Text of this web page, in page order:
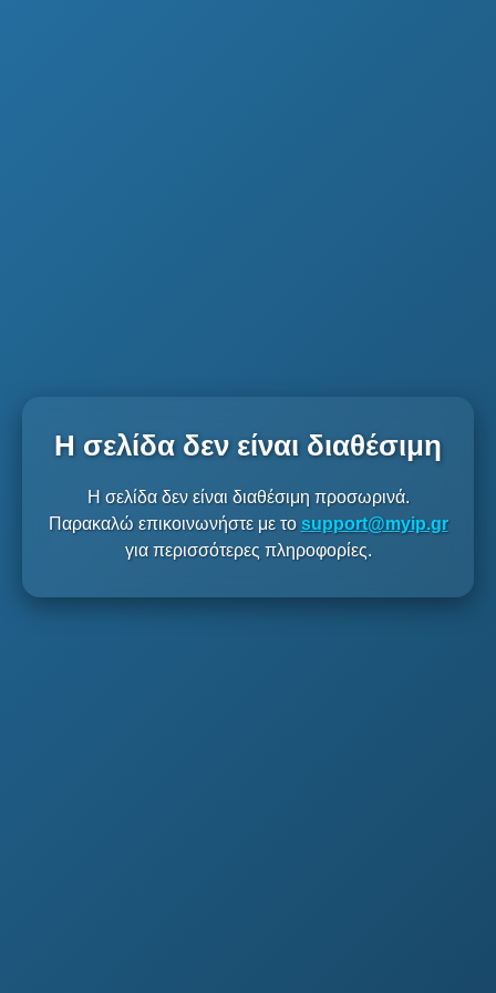
Η σελίδα δεν είναι διαθέσιμη
Η σελίδα δεν είναι διαθέσιμη προσωρινά.
Παρακαλώ επικοινωνήστε με το support@myip.gr
για περισσότερες πληροφορίες.